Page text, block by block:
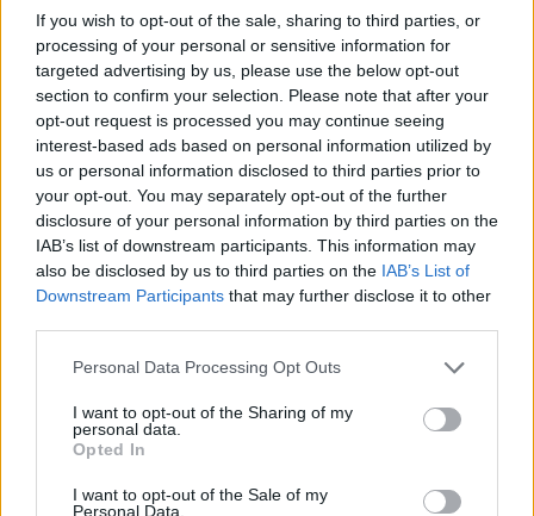
If you wish to opt-out of the sale, sharing to third parties, or
processing of your personal or sensitive information for
targeted advertising by us, please use the below opt-out
section to confirm your selection. Please note that after your
opt-out request is processed you may continue seeing
interest-based ads based on personal information utilized by
us or personal information disclosed to third parties prior to
your opt-out. You may separately opt-out of the further
disclosure of your personal information by third parties on the
IAB’s list of downstream participants. This information may
also be disclosed by us to third parties on the IAB’s List of
Downstream Participants that may further disclose it to other
Personal Data Processing Opt Outs
I want to opt-out of the Sharing of my
personal data.
Opted In
I want to opt-out of the Sale of my
Personal Data.
Όμιλος Fourlis: Συμφωνία για την
πώληση της συμμετοχής στο Sofia
South Ring Mall
7 Αυγούστου 2026
Η Deloitte Ελλάδος αποκλειστικός
χρηματοοικονομικός σύμβουλος του
Ομίλου ΔΕΗ
7 Αυγούστου 2026
INFOCOM
Watch Ultra2 και Watch9 από τη Samsung